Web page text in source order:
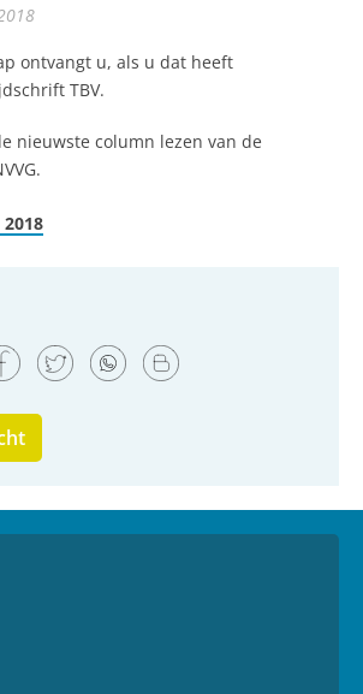
ontvangt u, als u dat heeft
TBV.
nieuwste column lezen van de
2018